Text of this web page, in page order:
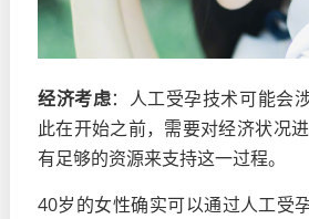
经济考虑：人工受孕技术可能会
此在开始之前，需要对经济状况
有足够的资源来支持这一过程。
40岁的女性确实可以通过人工受